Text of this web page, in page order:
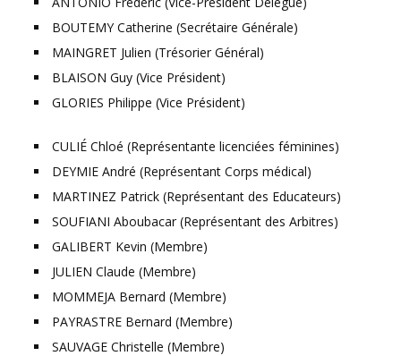
BOUTEMY Catherine (Secrétaire Générale)
MAINGRET Julien (Trésorier Général)
BLAISON Guy (Vice Président)
GLORIES Philippe (Vice Président)
CULIÉ Chloé (Représentante licenciées féminines)
DEYMIE André (Représentant Corps médical)
MARTINEZ Patrick (Représentant des Educateurs)
SOUFIANI Aboubacar (Représentant des Arbitres)
GALIBERT Kevin (Membre)
JULIEN Claude (Membre)
MOMMEJA Bernard (Membre)
PAYRASTRE Bernard (Membre)
SAUVAGE Christelle (Membre)